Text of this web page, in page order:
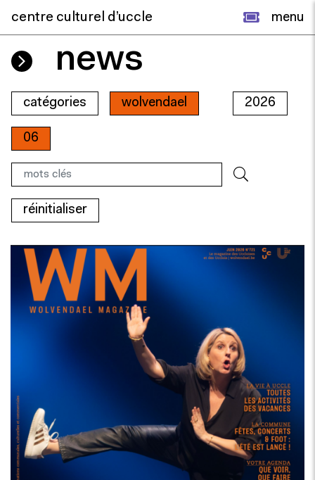
centre culturel d’uccle menu
news
catégories wolvendael 2026
06
réinitialiser